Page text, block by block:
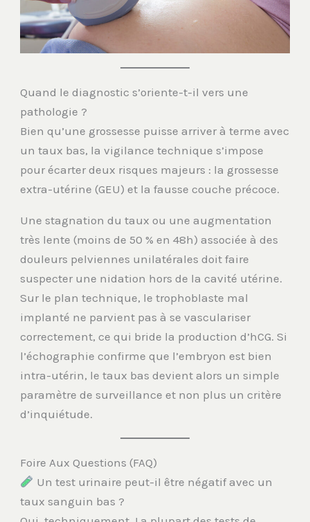
Quand le diagnostic s’oriente-t-il vers une
pathologie ?
Bien qu’une grossesse puisse arriver à terme avec
un taux bas, la vigilance technique s’impose
pour écarter deux risques majeurs : la grossesse
extra-utérine (GEU) et la fausse couche précoce.
Une stagnation du taux ou une augmentation
très lente (moins de 50 % en 48h) associée à des
douleurs pelviennes unilatérales doit faire
suspecter une nidation hors de la cavité utérine.
Sur le plan technique, le trophoblaste mal
implanté ne parvient pas à se vasculariser
correctement, ce qui bride la production d’hCG. Si
l’échographie confirme que l’embryon est bien
intra-utérin, le taux bas devient alors un simple
paramètre de surveillance et non plus un critère
d’inquiétude.
Foire Aux Questions (FAQ)
Un test urinaire peut-il être négatif avec un
taux sanguin bas ?